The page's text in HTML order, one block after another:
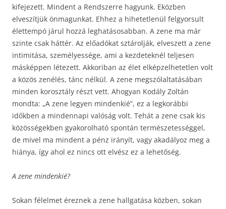
kifejezett. Mindent a Rendszerre hagyunk. Eközben
elveszítjük önmagunkat. Ehhez a hihetetlenül felgyorsult
élettempó járul hozzá leghatásosabban. A zene ma már
szinte csak háttér. Az előadókat sztárolják, elveszett a zene
intimitása, személyessége, ami a kezdeteknél teljesen
másképpen létezett. Akkoriban az élet elképzelhetetlen volt
a közös zenélés, tánc nélkül. A zene megszólaltatásában
minden korosztály részt vett. Ahogyan Kodály Zoltán
mondta: „A zene legyen mindenkié”, ez a legkorábbi
időkben a mindennapi valóság volt. Tehát a zene csak kis
közösségekben gyakorolható spontán természetességgel,
de mivel ma mindent a pénz irányít, vagy akadályoz meg a
hiánya, így ahol ez nincs ott elvész ez a lehetőség.
A zene mindenkié?
Sokan félelmet éreznek a zene hallgatása közben, sokan